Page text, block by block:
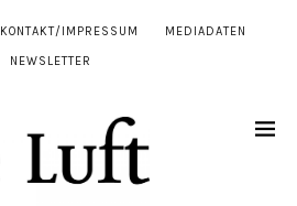
KONTAKT/IMPRESSUM MEDIADATEN
NEWSLETTER